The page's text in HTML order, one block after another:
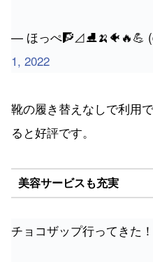
— ほっぺ🧗⊿⛸🍌🐠🔥💪
1, 2022
靴の履き替えなしで利用
ると好評です。
美容サービスも充実
チョコザップ行ってきた！